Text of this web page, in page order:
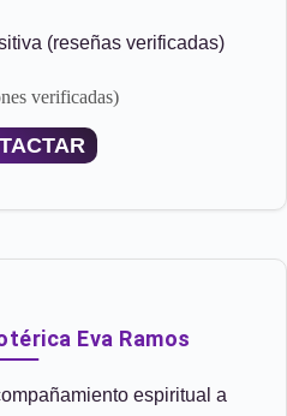
(reseñas verificadas)
verificadas)
Eva Ramos
espiritual a